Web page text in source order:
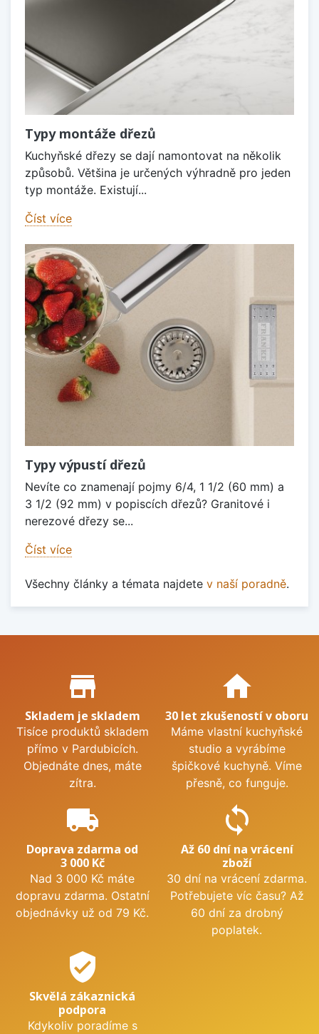
Typy montáže dřezů
Kuchyňské dřezy se dají namontovat na několik
způsobů. Většina je určených výhradně pro jeden
typ montáže. Existují...
Číst více
Typy výpustí dřezů
Nevíte co znamenají pojmy 6/4, 1 1/2 (60 mm) a
3 1/2 (92 mm) v popiscích dřezů? Granitové i
nerezové dřezy se...
Číst více
Všechny články a témata najdete v naší poradně.
Proč nakupovat u nás?
store_mall_directory
Skladem je skladem
Tisíce produktů skladem
přímo v Pardubicích.
Objednáte dnes, máte
zítra.
home
30 let zkušeností v oboru
Máme vlastní kuchyňské
studio a vyrábíme
špičkové kuchyně. Víme
přesně, co funguje.
local_shipping
Doprava zdarma od
3 000 Kč
Nad 3 000 Kč máte
dopravu zdarma. Ostatní
objednávky už od 79 Kč.
sync
Až 60 dní na vrácení
zboží
30 dní na vrácení zdarma.
Potřebujete víc času? Až
60 dní za drobný
poplatek.
verified_user
Skvělá zákaznická
podpora
Kdykoliv poradíme s